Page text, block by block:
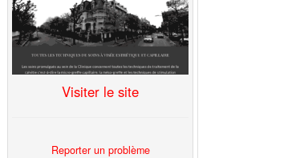
Visiter le site
Reporter un problème